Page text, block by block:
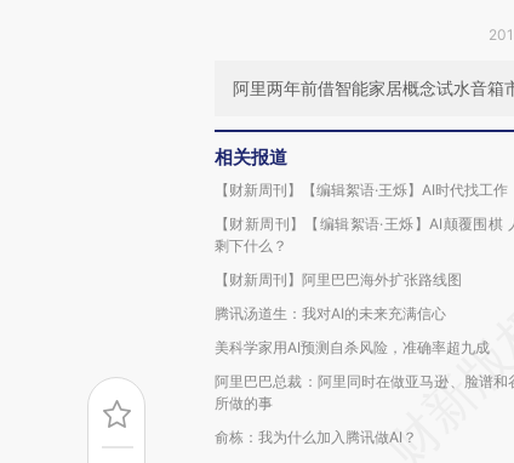
阿里两年前借智能家居概念试水音箱
相关报道
【财新周刊】【编辑絮语·王烁】AI时代找工作
【财新周刊】【编辑絮语·王烁】AI颠覆围棋
剩下什么？
【财新周刊】阿里巴巴海外扩张路线图
腾讯汤道生：我对AI的未来充满信心
美科学家用AI预测自杀风险，准确率超九成
阿里巴巴总裁：阿里同时在做亚马逊、脸谱和
所做的事
俞栋：我为什么加入腾讯做AI？